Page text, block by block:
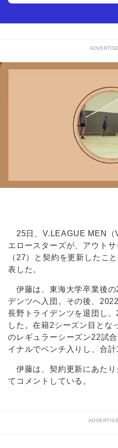
25日、V.LEAGUE MEN（
エロースターズが、アウト
（27）と契約を更新したこ
表した。
伊藤は、東海大学卒業後の
デンツへ入団。その後、
長野トライデンツを退団し
した。在籍2シーズン目とな
のレギュラーシーズン22試
イナルでベンチ入りし、合計
伊藤は、契約更新にあたり
てコメントしている。